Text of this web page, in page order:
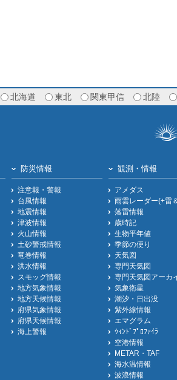
北海道 東北 関東甲信 北陸
防災情報
注意報・警報
台風情報
地震情報
津波情報
火山情報
土砂警戒情報
竜巻情報
洪水情報
スモッグ情報
地方気象情報
地方天候情報
府県気象情報
府県天候情報
海上警報
観測・情報
アメダス
雨雲レーダー(+雷
落雷情報
歳時記
生物平年値
季節の便り
天気図
専門天気図
専門天気図アーカ
気象衛星
潮汐・日出没
紫外線情報
エマグラム
ｳｨﾝﾄﾞﾌﾟﾛﾌｧｲﾗ
空港情報
METAR・TAF
海水温情報
波浪情報